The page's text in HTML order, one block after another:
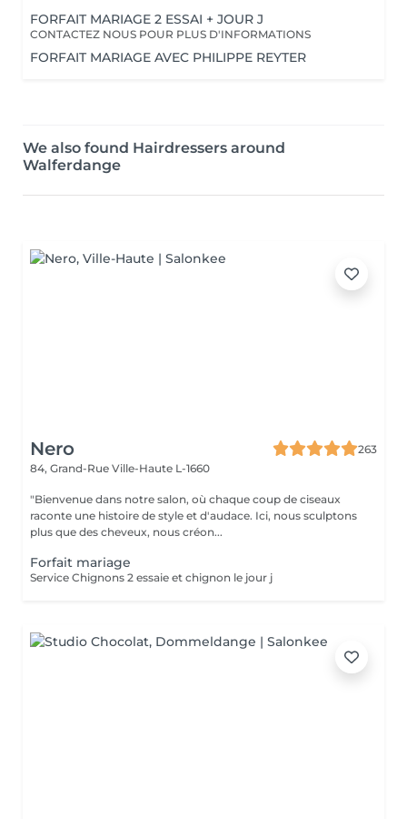
FORFAIT MARIAGE 2 ESSAI + JOUR J
CONTACTEZ NOUS POUR PLUS D'INFORMATIONS
FORFAIT MARIAGE AVEC PHILIPPE REYTER
We also found Hairdressers around
Walferdange
Nero
263
84, Grand-Rue Ville-Haute L-1660
"Bienvenue dans notre salon, où chaque coup de ciseaux
raconte une histoire de style et d'audace. Ici, nous sculptons
plus que des cheveux, nous créon...
Forfait mariage
Service Chignons 2 essaie et chignon le jour j